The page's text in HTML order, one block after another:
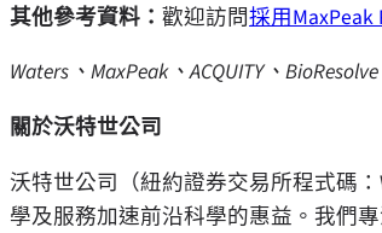
其他參考資料： 歡迎訪問採用
Waters 、 MaxPeak、ACQUITY、 BioResolve
關於沃特世公司
沃特世公司（紐約證券交易所程式碼
學及服務加速前沿科學的惠益。我們